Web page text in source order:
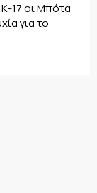
17 οι Μπότα
για το